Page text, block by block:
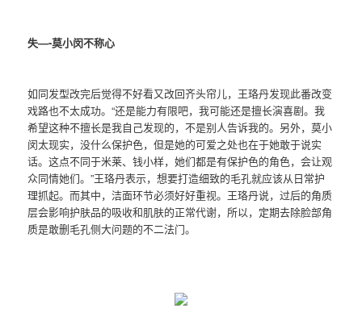
失—-莫小闵不称心
如同发型改完后觉得不好看又改回齐头帘儿，王珞丹发现此番改变
戏路也不太成功。“还是能力有限吧，我可能还是擅长演喜剧。我
希望这种不擅长是我自己发现的，不是别人告诉我的。另外，莫小
闵太现实，没什么保护色，但是她的可爱之处也在于她敢于说实
话。这点不同于米莱、钱小样，她们都是有保护色的角色，会让观
众同情她们。”王珞丹表示，想要打造细致的毛孔就应该从日常护
理抓起。而其中，洁面环节必须好好重视。王珞丹说，过后的角质
层会影响护肤品的吸收和肌肤的正常代谢，所以，定期去除脸部角
质是敢删毛孔侧大问题的不二法门。